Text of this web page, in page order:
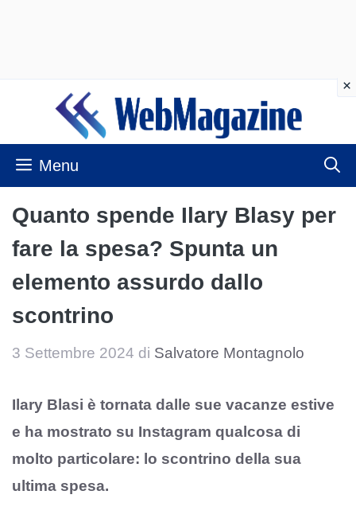
contenuto
Menu
Quanto spende Ilary Blasy per
fare la spesa? Spunta un
elemento assurdo dallo
scontrino
3 Settembre 2024 di Salvatore Montagnolo
Ilary Blasi è tornata dalle sue vacanze estive
e ha mostrato su Instagram qualcosa di
molto particolare: lo scontrino della sua
ultima spesa.